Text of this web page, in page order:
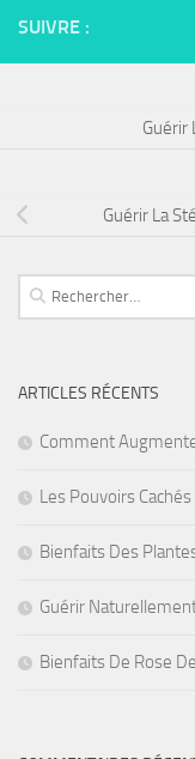
SUIVRE :
Guérir
Guérir La
Rechercher :
ARTICLES RÉCENTS
Comment
Les Pouvoirs
Bienfaits Des
Guérir
Bienfaits De Rose